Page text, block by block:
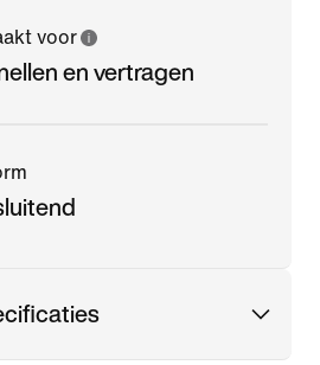
voor
en vertragen